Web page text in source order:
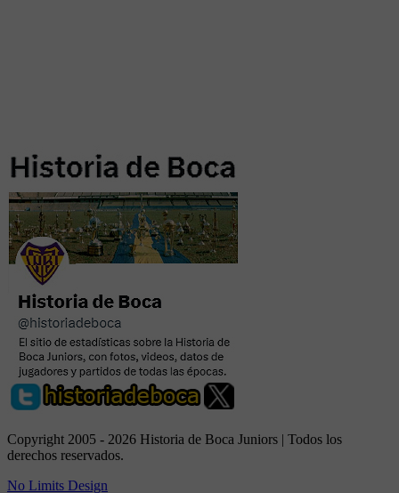
Copyright 2005 - 2026 Historia de Boca Juniors | Todos los
derechos reservados.
No Limits Design